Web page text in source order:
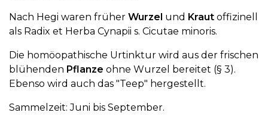
Nach Hegi waren früher Wurzel und Kraut offizinell
als Radix et Herba Cynapii s. Cicutae minoris.
Die homöopathische Urtinktur wird aus der frischen
blühenden Pflanze ohne Wurzel bereitet (§ 3).
Ebenso wird auch das "Teep" hergestellt.
Sammelzeit: Juni bis September.